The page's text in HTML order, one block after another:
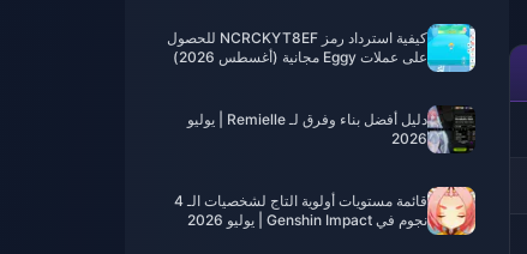
كيفية استرداد رمز NCRCKYT8EF للحصول
على عملات Eggy مجانية (أغسطس 2026)
دليل أفضل بناء وفرق لـ Remielle | يوليو
2026
قائمة مستويات أولوية التاج لشخصيات الـ 4
نجوم في Genshin Impact | يوليو 2026